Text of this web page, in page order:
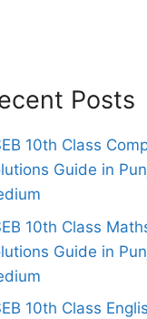
Posts
10th Class
Guide in
10th Class
Guide in
10th Class